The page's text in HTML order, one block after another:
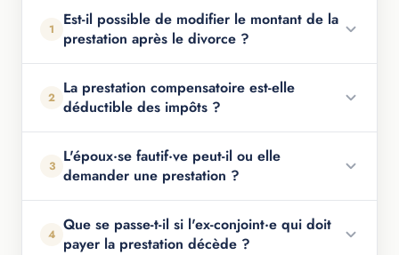
1
Est-il possible de modifier le montant de la
prestation après le divorce ?
2 La prestation compensatoire est-elle
déductible des impôts ?
3 L'époux·se fautif·ve peut-il ou elle
demander une prestation ?
4 Que se passe-t-il si l'ex-conjoint·e qui doit
payer la prestation décède ?